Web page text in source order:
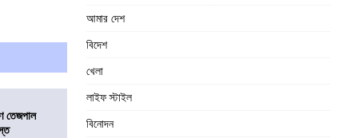
তেজপাল
আমার দেশ
বিদেশ
খেলা
লাইফ স্টাইল
বিনোদন